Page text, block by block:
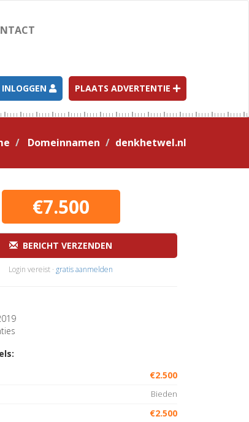
INLOGGEN PLAATS ADVERTENTIE
Domeinnamen denkhetwel.nl
€7.500
BERICHT VERZENDEN
Login vereist · gratis aanmelden
€2.500
Bieden
€2.500